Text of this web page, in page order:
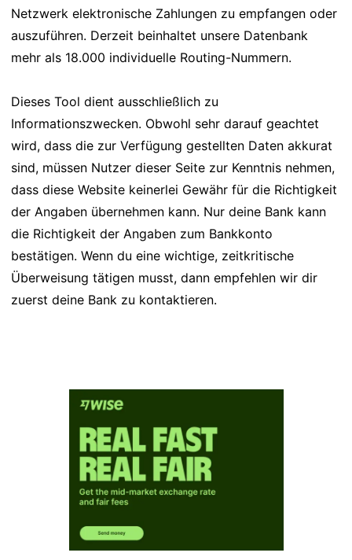
Netzwerk elektronische Zahlungen zu empfangen oder
auszuführen. Derzeit beinhaltet unsere Datenbank
mehr als 18.000 individuelle Routing-Nummern.
Dieses Tool dient ausschließlich zu
Informationszwecken. Obwohl sehr darauf geachtet
wird, dass die zur Verfügung gestellten Daten akkurat
sind, müssen Nutzer dieser Seite zur Kenntnis nehmen,
dass diese Website keinerlei Gewähr für die Richtigkeit
der Angaben übernehmen kann. Nur deine Bank kann
die Richtigkeit der Angaben zum Bankkonto
bestätigen. Wenn du eine wichtige, zeitkritische
Überweisung tätigen musst, dann empfehlen wir dir
zuerst deine Bank zu kontaktieren.